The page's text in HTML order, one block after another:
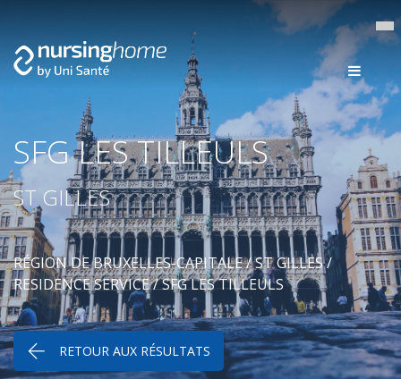
SFG LES TILLEULS
ST GILLES
RÉGION DE BRUXELLES-CAPITALE/ST GILLES/
RESIDENCE SERVICE/ SFG LES TILLEULS
RETOUR AUX RÉSULTATS